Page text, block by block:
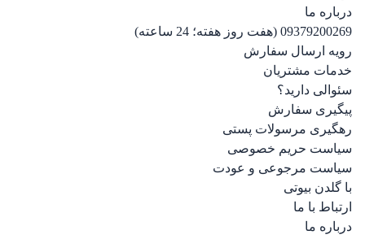
درباره ما
09379200269 (هفت روز هفته؛ 24 ساعته)
رویه ارسال سفارش
خدمات مشتریان
سئوالی دارید؟
پیگیری سفارش
رهگیری مرسولات پستی
سیاست حریم خصوصی
سیاست مرجوعی و عودت
با گلدن بیوتی
ارتباط با ما
درباره ما